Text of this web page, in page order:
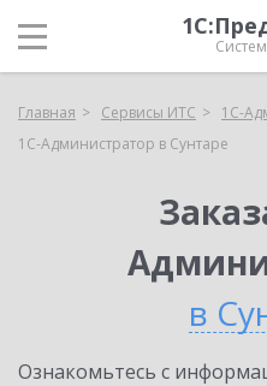
Главная Сервисы ИТС
1С-
1С-Администратор в Сунтаре
в
Ознакомьтесь с